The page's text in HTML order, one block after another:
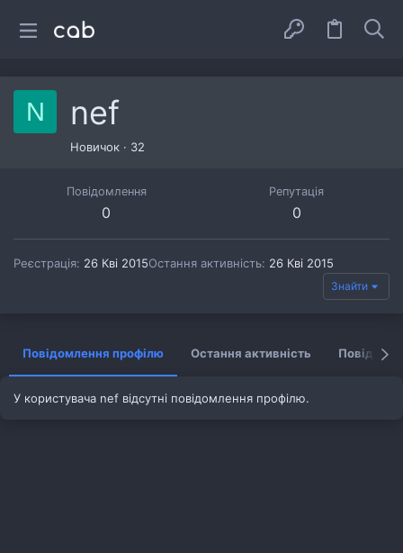
N nef
Новичок · 32
Повідомлення
0
Репутація
0
Реєстрація 26 Кві 2015Остання активність 26 Кві 2015
Знайти
Повідомлення профілю Остання активність
У користувача nef відсутні повідомлення профілю.